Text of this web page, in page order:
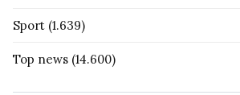
Sport (1.639)
Top news (14.600)